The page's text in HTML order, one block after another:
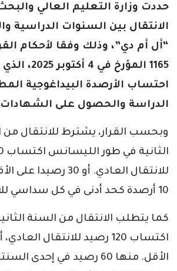
حددت وزارة التعليم العالي
الانتقال بين السنوات الدراسية
“أل أم دي”، وذلك وفقا لأحكام
1165 المؤرخ
احتساب الأرصدة البيداغوجية
الدراسة والحصول على الشهادات
وبحسب القرار، يشترط للانتقال من
للانتقال العادي. أو 30
10 أرصدة كحد أدنى في كل سداسي للانتقال بديون.
كما يتطلب الانتقال من السنة
الأقل. منها 60 رصيد في